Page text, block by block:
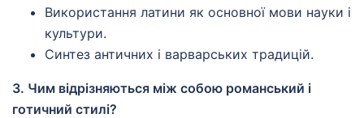
Використання латини як основної мови науки і
культури.
Синтез античних і варварських традицій.
3. Чим відрізняються між собою романський і
готичний стилі?